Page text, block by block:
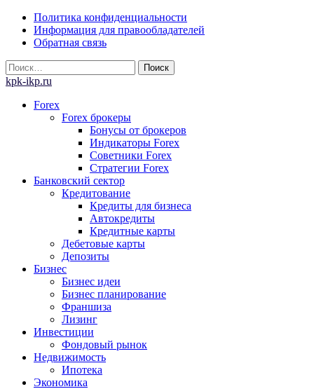
Skip
content
Политика конфиденциальности
Информация для правообладателей
Обратная связь
Найти:
kpk-ikp.ru
Forex
Forex брокеры
Бонусы от брокеров
Индикаторы Forex
Советники Forex
Стратегии Forex
Банковский сектор
Кредитование
Кредиты для бизнеса
Автокредиты
Кредитные карты
Дебетовые карты
Депозиты
Бизнес
Бизнес идеи
Бизнес планирование
Франшиза
Лизинг
Инвестиции
Фондовый рынок
Недвижимость
Ипотека
Экономика